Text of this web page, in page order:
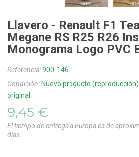
Llavero - Renault F1
Megane RS R25 R26
Monograma Logo PVC
Referencia:900-146
Condición: Nuevo producto
original.
9,45 €
El tiempo de entrega a Europa es de
días.